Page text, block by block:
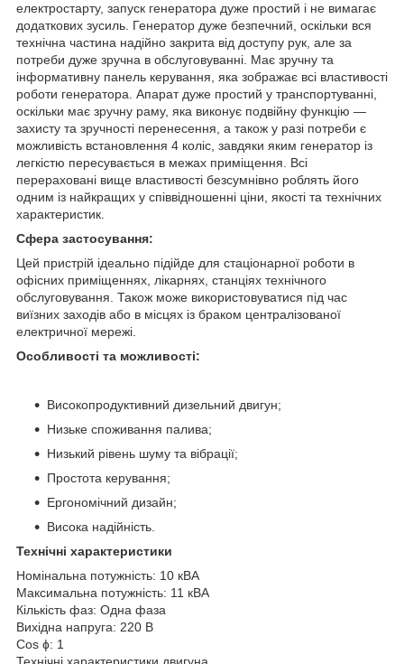
електростарту, запуск генератора дуже простий і не вимагає
додаткових зусиль. Генератор дуже безпечний, оскільки вся
технічна частина надійно закрита від доступу рук, але за
потреби дуже зручна в обслуговуванні. Має зручну та
інформативну панель керування, яка зображає всі властивості
роботи генератора. Апарат дуже простий у транспортуванні,
оскільки має зручну раму, яка виконує подвійну функцію —
захисту та зручності перенесення, а також у разі потреби є
можливість встановлення 4 коліс, завдяки яким генератор із
легкістю пересувається в межах приміщення. Всі
перераховані вище властивості безсумнівно роблять його
одним із найкращих у співвідношенні ціни, якості та технічних
характеристик.
Сфера застосування:
Цей пристрій ідеально підійде для стаціонарної роботи в
офісних приміщеннях, лікарнях, станціях технічного
обслуговування. Також може використовуватися під час
виїзних заходів або в місцях із браком централізованої
електричної мережі.
Особливості та можливості:
Високопродуктивний дизельний двигун;
Низьке споживання палива;
Низький рівень шуму та вібрації;
Простота керування;
Ергономічний дизайн;
Висока надійність.
Технічні характеристики
Номінальна потужність: 10 кВА
Максимальна потужність: 11 кВА
Кількість фаз: Одна фаза
Вихідна напруга: 220 В
Cos ɸ: 1